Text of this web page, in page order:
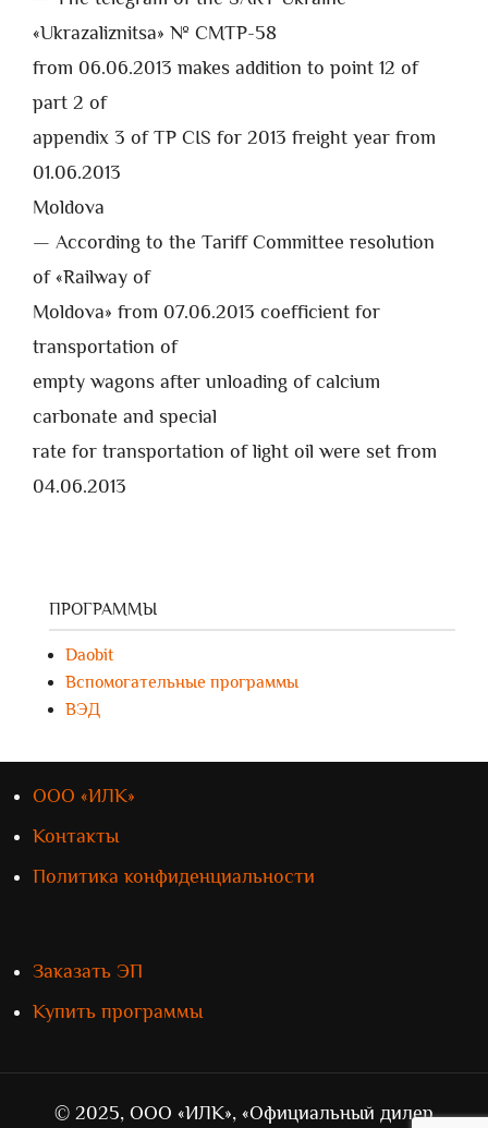
«Ukrazaliznitsa» № CMTP-58
from 06.06.2013 makes addition to point 12 of
part 2 of
appendix 3 of TP CIS for 2013 freight year from
01.06.2013
Moldova
— According to the Tariff Committee resolution
of «Railway of
Moldova» from 07.06.2013 coefficient for
transportation of
empty wagons after unloading of calcium
carbonate and special
rate for transportation of light oil were set from
04.06.2013
ПРОГРАММЫ
Daobit
Вспомогательные программы
ВЭД
ООО «ИЛК»
Контакты
Политика конфиденциальности
Заказать ЭП
Купить программы
© 2025, ООО «ИЛК», «Официальный дилер